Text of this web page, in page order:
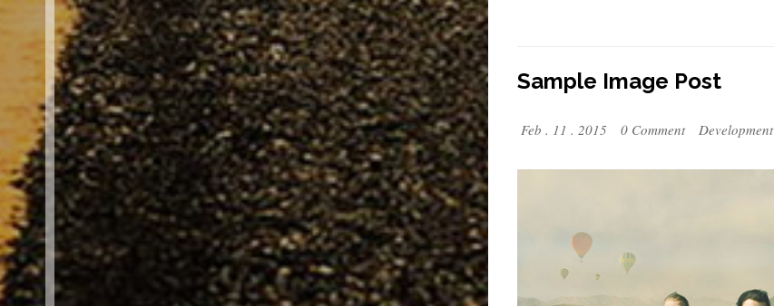
Sample Image Post
Feb . 11 . 2015 0 Comment Development